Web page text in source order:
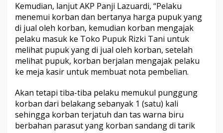
m
p
o
k
a
n
T
o
o
P
u
p
u
Kemudian, lanjut AKP Panji Lazuardi, “Pelaku
menemui korban dan bertanya harga pupuk yang
di jual oleh korban, kemudian korban mengajak
pelaku masuk ke Toko Pupuk Rizki Tani untuk
melihat pupuk yang di jual oleh korban, setelah
melihat pupuk, korban berjalan mengajak pelaku
ke meja kasir untuk membuat nota pembelian.
Akan tetapi tiba-tiba pelaku memukul punggung
korban dari belakang sebanyak 1 (satu) kali
sehingga korban terjatuh dan tas warna biru
berbahan parasut yang korban sandang di tarik